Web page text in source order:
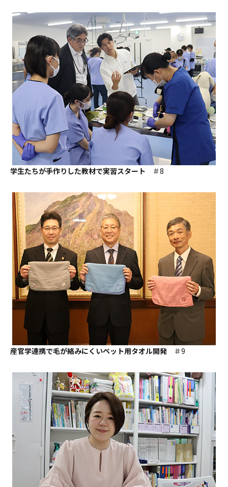
学生たちが手作りした教材で実習スタート ＃8
産官学連携で毛が絡みにくいペット用タオル開発 ＃9